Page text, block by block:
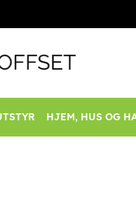
HJEM, HUS OG